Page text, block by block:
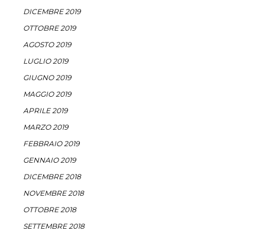
DICEMBRE 2019
OTTOBRE 2019
AGOSTO 2019
LUGLIO 2019
GIUGNO 2019
MAGGIO 2019
APRILE 2019
MARZO 2019
FEBBRAIO 2019
GENNAIO 2019
DICEMBRE 2018
NOVEMBRE 2018
OTTOBRE 2018
SETTEMBRE 2018